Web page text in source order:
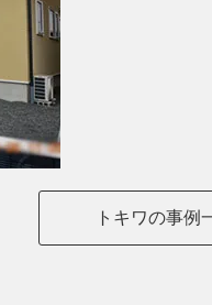
トキワの事例